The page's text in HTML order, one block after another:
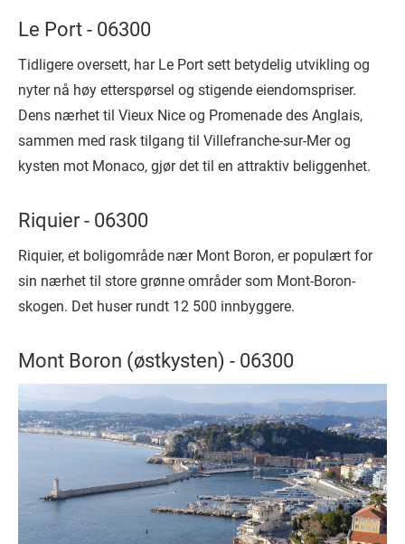
Le Port - 06300
Tidligere oversett, har Le Port sett betydelig utvikling og
nyter nå høy etterspørsel og stigende eiendomspriser.
Dens nærhet til Vieux Nice og Promenade des Anglais,
sammen med rask tilgang til Villefranche-sur-Mer og
kysten mot Monaco, gjør det til en attraktiv beliggenhet.
Riquier - 06300
Riquier, et boligområde nær Mont Boron, er populært for
sin nærhet til store grønne områder som Mont-Boron-
skogen. Det huser rundt 12 500 innbyggere.
Mont Boron (østkysten) - 06300